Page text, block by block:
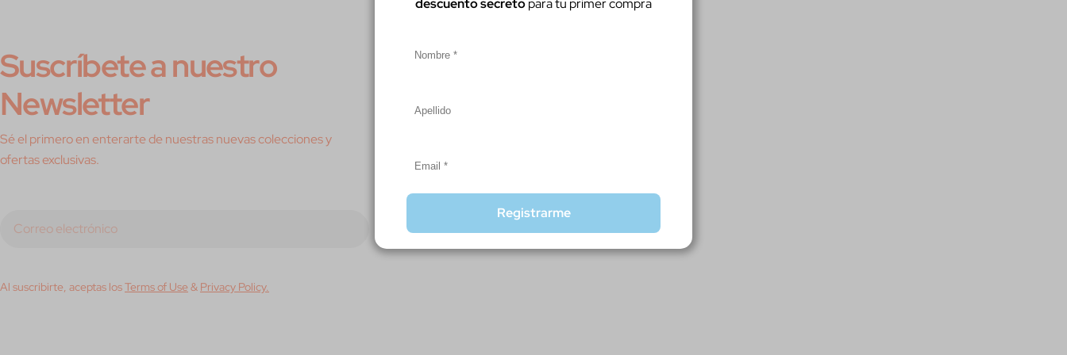
descuento secretopara tu primer compra
Registrarme
Suscríbete a nuestro
Newsletter
Sé el primero en enterarte de nuestras nuevas colecciones y
ofertas exclusivas.
Al suscribirte, aceptas losTerms of Use & Privacy Policy.